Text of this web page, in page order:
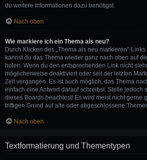
du weitere Informationen dazu benötigst.
Nach oben
Wie markiere ich ein Thema als neu?
Durch Klicken des „Thema als neu markieren“-
kannst du das Thema wieder ganz nach oben auf
holen. Wenn du den entsprechenden Link nicht
möglicherweise deaktiviert oder seit der letzten
Zeit vergangen. Es ist auch möglich, das Thema
einfach eine Antwort darauf schreibst. Stelle jedoch
dieses Boards beachtest! Es wird meist nicht gerne
triftigen Grund auf alte oder abgeschlossene
Nach oben
Textformatierung und Thementypen